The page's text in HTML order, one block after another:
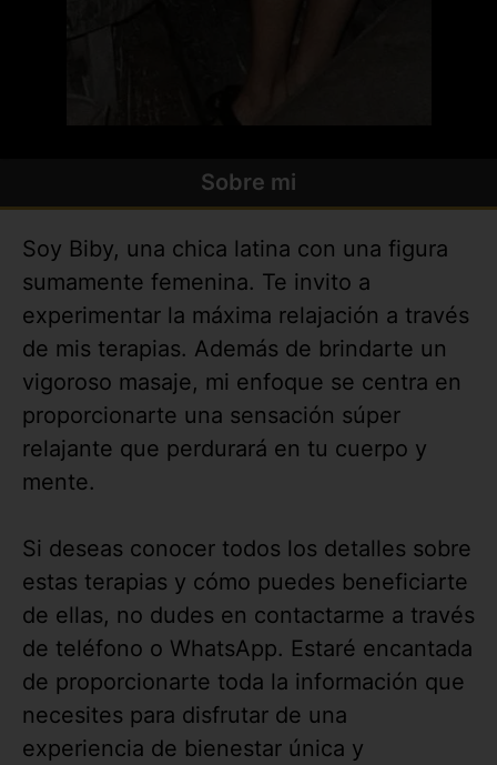
Sobre mi
Soy Biby, una chica latina con una figura
sumamente femenina. Te invito a
experimentar la máxima relajación a través
de mis terapias. Además de brindarte un
vigoroso masaje, mi enfoque se centra en
proporcionarte una sensación súper
relajante que perdurará en tu cuerpo y
mente.
Si deseas conocer todos los detalles sobre
estas terapias y cómo puedes beneficiarte
de ellas, no dudes en contactarme a través
de teléfono o WhatsApp. Estaré encantada
de proporcionarte toda la información que
necesites para disfrutar de una
experiencia de bienestar única y